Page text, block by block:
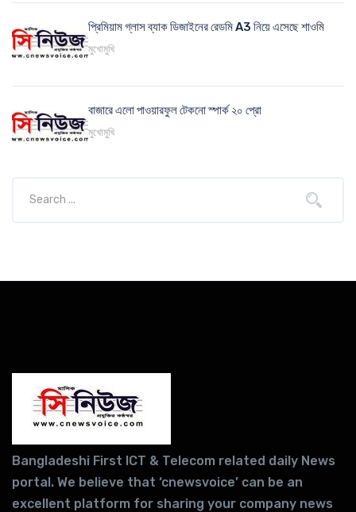
প্রিমিয়াম গ্লাস ব্যাক ডিজাইনের রেডমি A3 নিয়ে এসেছে শাওমি
মুখোমুখি
বাজারে এলো পাওয়ারফুল টেকনো স্পার্ক ২০ প্রো
মুখোমুখি
Bangladeshi First ICT & Telecom related daily News
portal. We believe that ‘cnewsvoice’ can be an
excellent platform for sharing your company news